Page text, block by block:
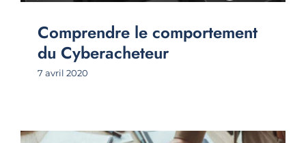
Comprendre le comportement
du Cyberacheteur
7 avril 2020